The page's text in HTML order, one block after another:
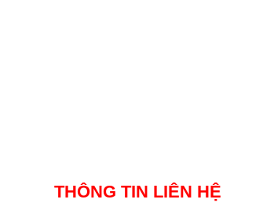
THÔNG TIN LIÊN HỆ